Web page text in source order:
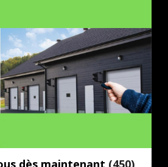
dès maintenant (450)